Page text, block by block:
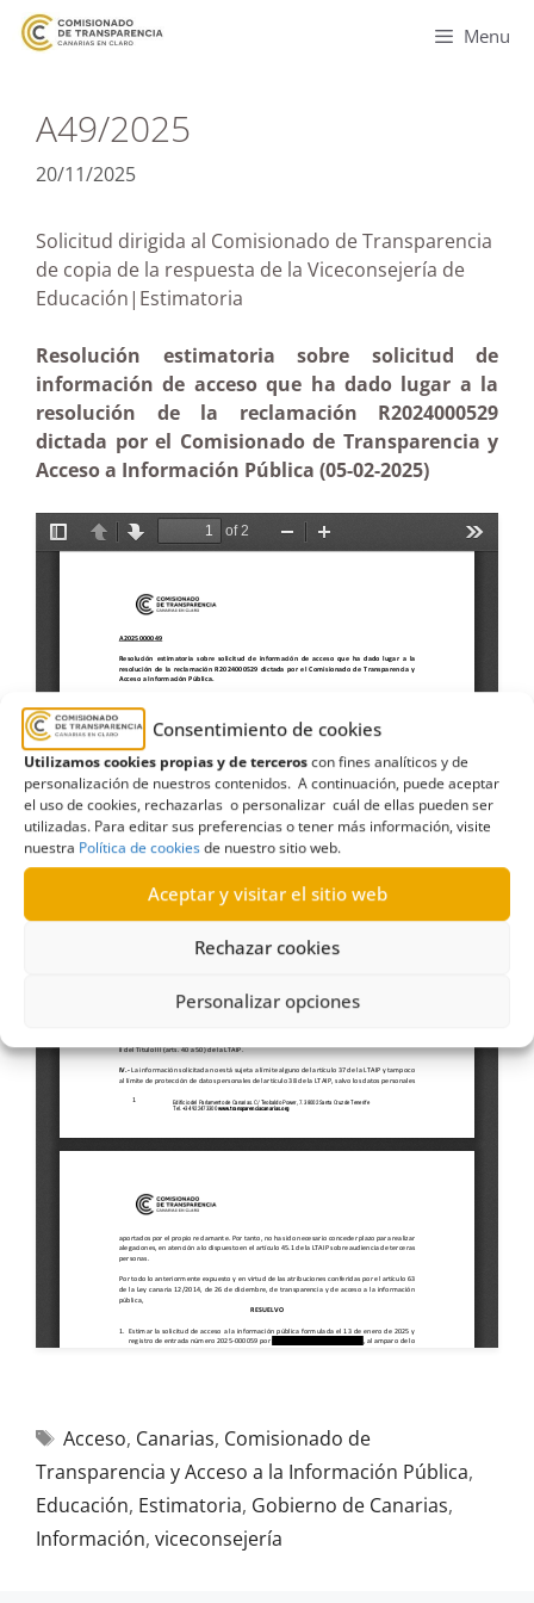
Consentimiento de cookies
Utilizamos cookies propias y de terceroscon fines analíticos y de
personalización de nuestros contenidos. A continuación, puede aceptar
el uso de cookies, rechazarlas o personalizar cuál de ellas pueden ser
utilizadas. Para editar sus preferencias o tener más información, visite
nuestra Política de cookiesde nuestro sitio web.
Aceptar y visitar el sitio web
Rechazar cookies
Personalizar opciones
Menu
A49/2025
20/11/2025
Solicitud dirigida al Comisionado de Transparencia
de copia de la respuesta de la Viceconsejería de
Educación|Estimatoria
Resolución estimatoria sobre solicitud de
información de acceso que ha dado lugar a la
resolución de la reclamación R2024000529
dictada por el Comisionado de Transparencia y
Acceso a Información Pública (05-02-2025)
Acceso, Canarias, Comisionado de
Transparencia y Acceso a la Información Pública,
Educación, Estimatoria, Gobierno de Canarias,
Información, viceconsejería